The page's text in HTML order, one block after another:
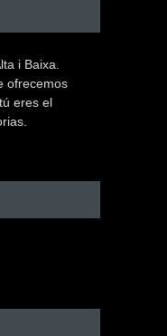
i Baixa.
ofrecemos
eres el